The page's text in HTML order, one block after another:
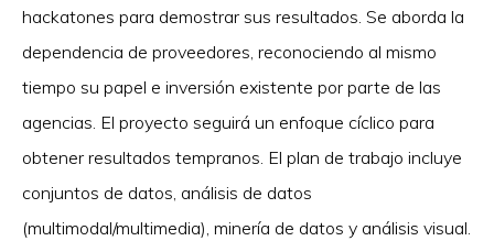
hackatones para demostrar sus resultados. Se aborda la
dependencia de proveedores, reconociendo al mismo
tiempo su papel e inversión existente por parte de las
agencias. El proyecto seguirá un enfoque cíclico para
obtener resultados tempranos. El plan de trabajo incluye
conjuntos de datos, análisis de datos
(multimodal/multimedia), minería de datos y análisis visual.